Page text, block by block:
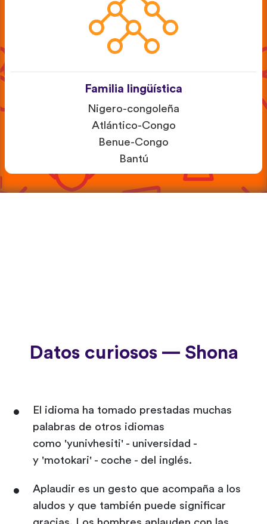
Familia lingüística
Nigero-congoleña
Atlántico-Congo
Benue-Congo
Bantú
Datos curiosos — Shona
El idioma ha tomado prestadas muchas
palabras de otros idiomas
como 'yunivhesiti' - universidad -
y 'motokari' - coche - del inglés.
Aplaudir es un gesto que acompaña a los
aludos y que también puede significar